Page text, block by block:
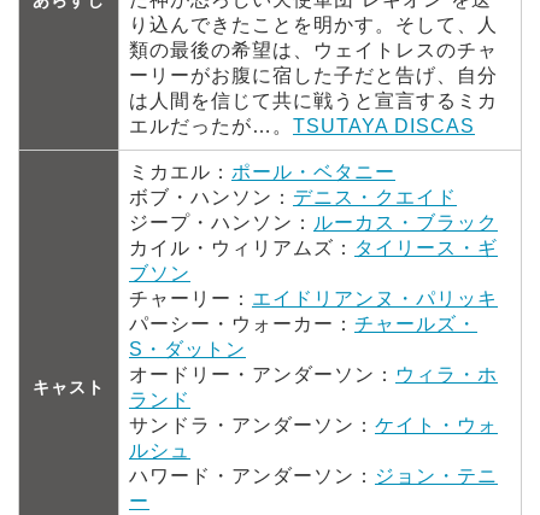
り込んできたことを明かす。そして、人
類の最後の希望は、ウェイトレスのチャ
ーリーがお腹に宿した子だと告げ、自分
は人間を信じて共に戦うと宣言するミカ
エルだったが…。 TSUTAYA DISCAS
キャスト
ミカエル： ポール・ベタニー
ボブ・ハンソン： デニス・クエイド
ジープ・ハンソン： ルーカス・ブラック
カイル・ウィリアムズ： タイリース・ギ
ブソン
チャーリー： エイドリアンヌ・パリッキ
パーシー・ウォーカー： チャールズ・
S・ダットン
オードリー・アンダーソン： ウィラ・ホ
ランド
サンドラ・アンダーソン： ケイト・ウォ
ルシュ
ハワード・アンダーソン： ジョン・テニ
ー